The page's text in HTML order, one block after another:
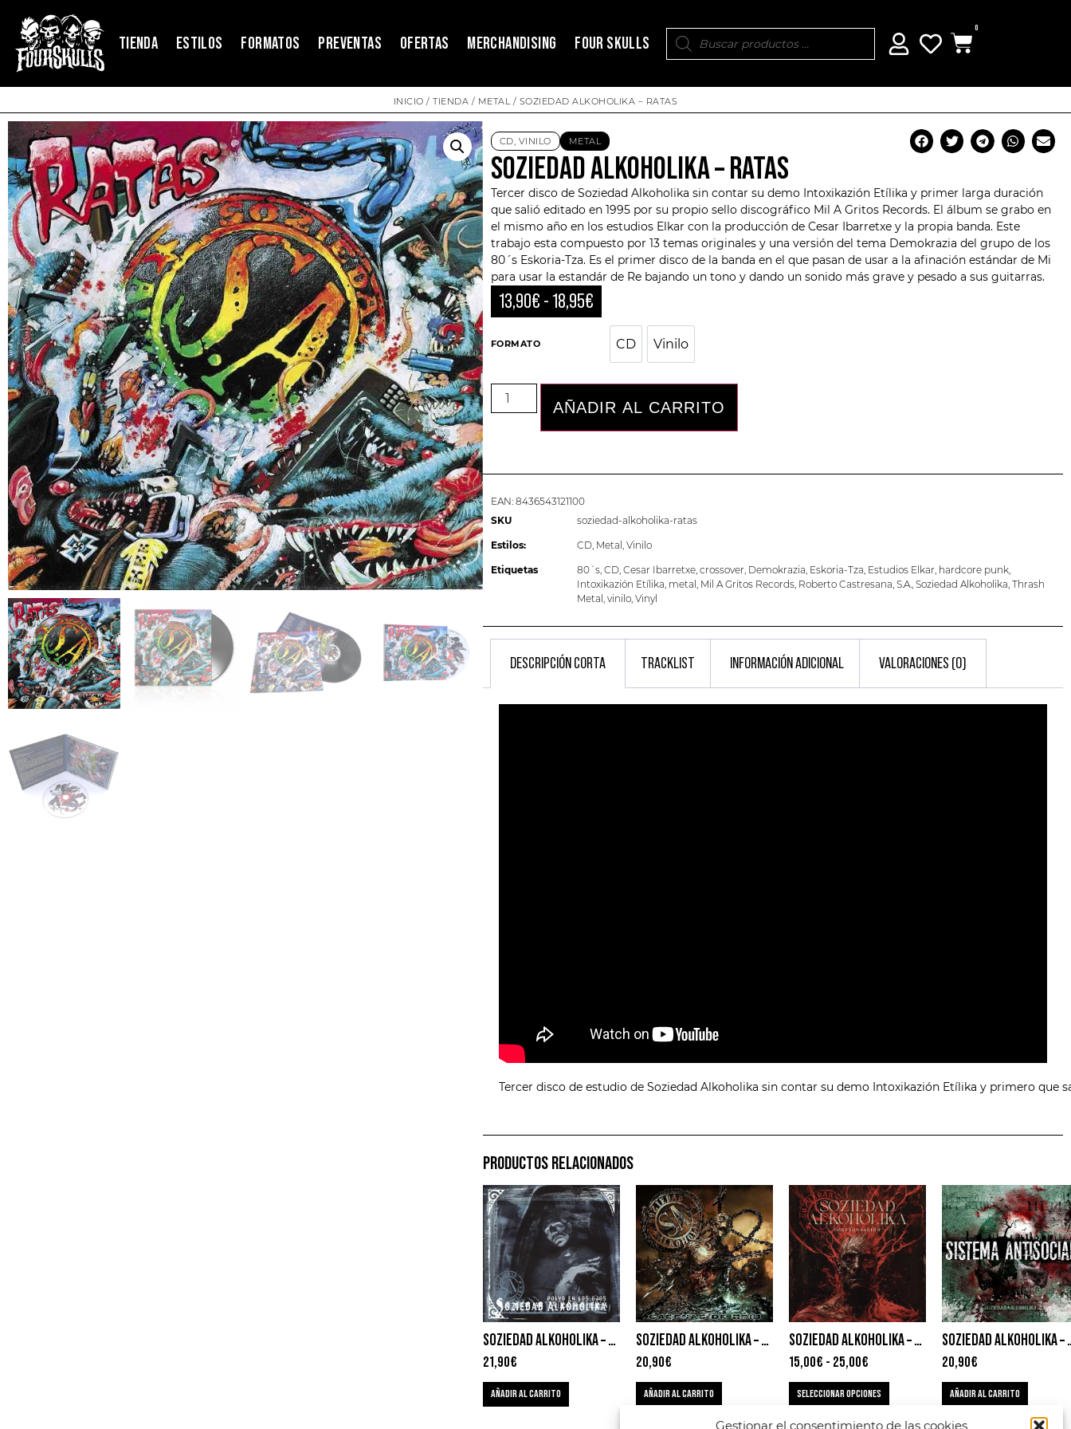
Gestionar el consentimiento de las cookies
TIENDA ESTILOS FORMATOS PREVENTAS OFERTAS MERCHANDISING FOUR SKULLS
0
INICIO /TIENDA / METAL/ SOZIEDAD ALKOHOLIKA – RATAS
CD, VINILO METAL
SOZIEDAD ALKOHOLIKA – RATAS
Tercer disco de Soziedad Alkoholika sin contar su demo Intoxikazión Etílika y primer larga duración
que salió editado en 1995 por su propio sello discográfico Mil A Gritos Records. El álbum se grabo en
el mismo año en los estudios Elkar con la producción de Cesar Ibarretxe y la propia banda. Este
trabajo esta compuesto por 13 temas originales y una versión del tema Demokrazia del grupo de los
80´s Eskoria-Tza. Es el primer disco de la banda en el que pasan de usar a la afinación estándar de Mi
para usar la estandár de Re bajando un tono y dando un sonido más grave y pesado a sus guitarras.
13,90€ -18,95€
FORMATO CD CDVinilo
AÑADIR AL CARRITO
EAN: 8436543121100
SKU
soziedad-alkoholika-ratas
Estilos: CD, Metal , Vinilo
Etiquetas 80´s, CD, Cesar Ibarretxe, crossover, Demokrazia, Eskoria-Tza, Estudios Elkar, hardcore punk,
Intoxikazión Etílika, metal , Mil A Gritos Records, Roberto Castresana, S.A., Soziedad Alkoholika, Thrash
Metal , vinilo, Vinyl
DESCRIPCIÓN CORTA TRACKLIST INFORMACIÓN ADICIONAL VALORACIONES (0)
Tercer disco de estudio de Soziedad Alkoholika sin contar su demo Intoxikazión Etílika y primero que
PRODUCTOS RELACIONADOS
SOZIEDAD ALKOHOLIKA – POLVO EN LOS OJOS
21,90€
AÑADIR AL CARRITO
SOZIEDAD ALKOHOLIKA – CADENAS DE ODIO
20,90€
AÑADIR AL CARRITO
SOZIEDAD ALKOHOLIKA – CONFRONTACIÓN
15,00€ - 25,00€
SELECCIONAR OPCIONES
SOZIEDAD
20,90€
AÑADIR AL CARRITO